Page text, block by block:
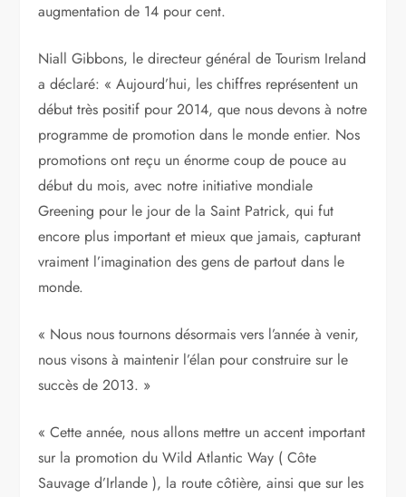
augmentation de 14 pour cent.
Niall Gibbons, le directeur général de Tourism Ireland
a déclaré: « Aujourd’hui, les chiffres représentent un
début très positif pour 2014, que nous devons à notre
programme de promotion dans le monde entier. Nos
promotions ont reçu un énorme coup de pouce au
début du mois, avec notre initiative mondiale
Greening pour le jour de la Saint Patrick, qui fut
encore plus important et mieux que jamais, capturant
vraiment l’imagination des gens de partout dans le
monde.
« Nous nous tournons désormais vers l’année à venir,
nous visons à maintenir l’élan pour construire sur le
succès de 2013. »
« Cette année, nous allons mettre un accent important
sur ​​la promotion du Wild Atlantic Way ( Côte
Sauvage d’Irlande ), la route côtière, ainsi que sur les